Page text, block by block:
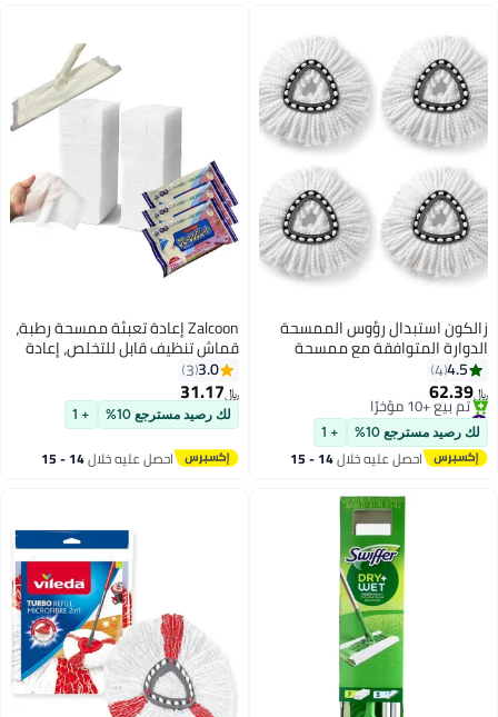
رؤوس الممسحة
مع ممسحة
ونظام دلو من
Vileda / O-cedar، O - استبدال رأس
ممسحة الغبار Ceda لتنظيف
الأرضيات، شكل مثلث (عبوة من 4 10%
+ 1
عليه خلال 14 - 15
Zalcoon إعادة تعبئة ممسحة رطبة،
قماش تنظيف قابل للتخلص، إعادة
تعبئة ممسحة رطبة، قماش أرضيات،
لك رصيد مسترجع 10% + 1
احصل عليه خلال 14 - 15
اغسطس